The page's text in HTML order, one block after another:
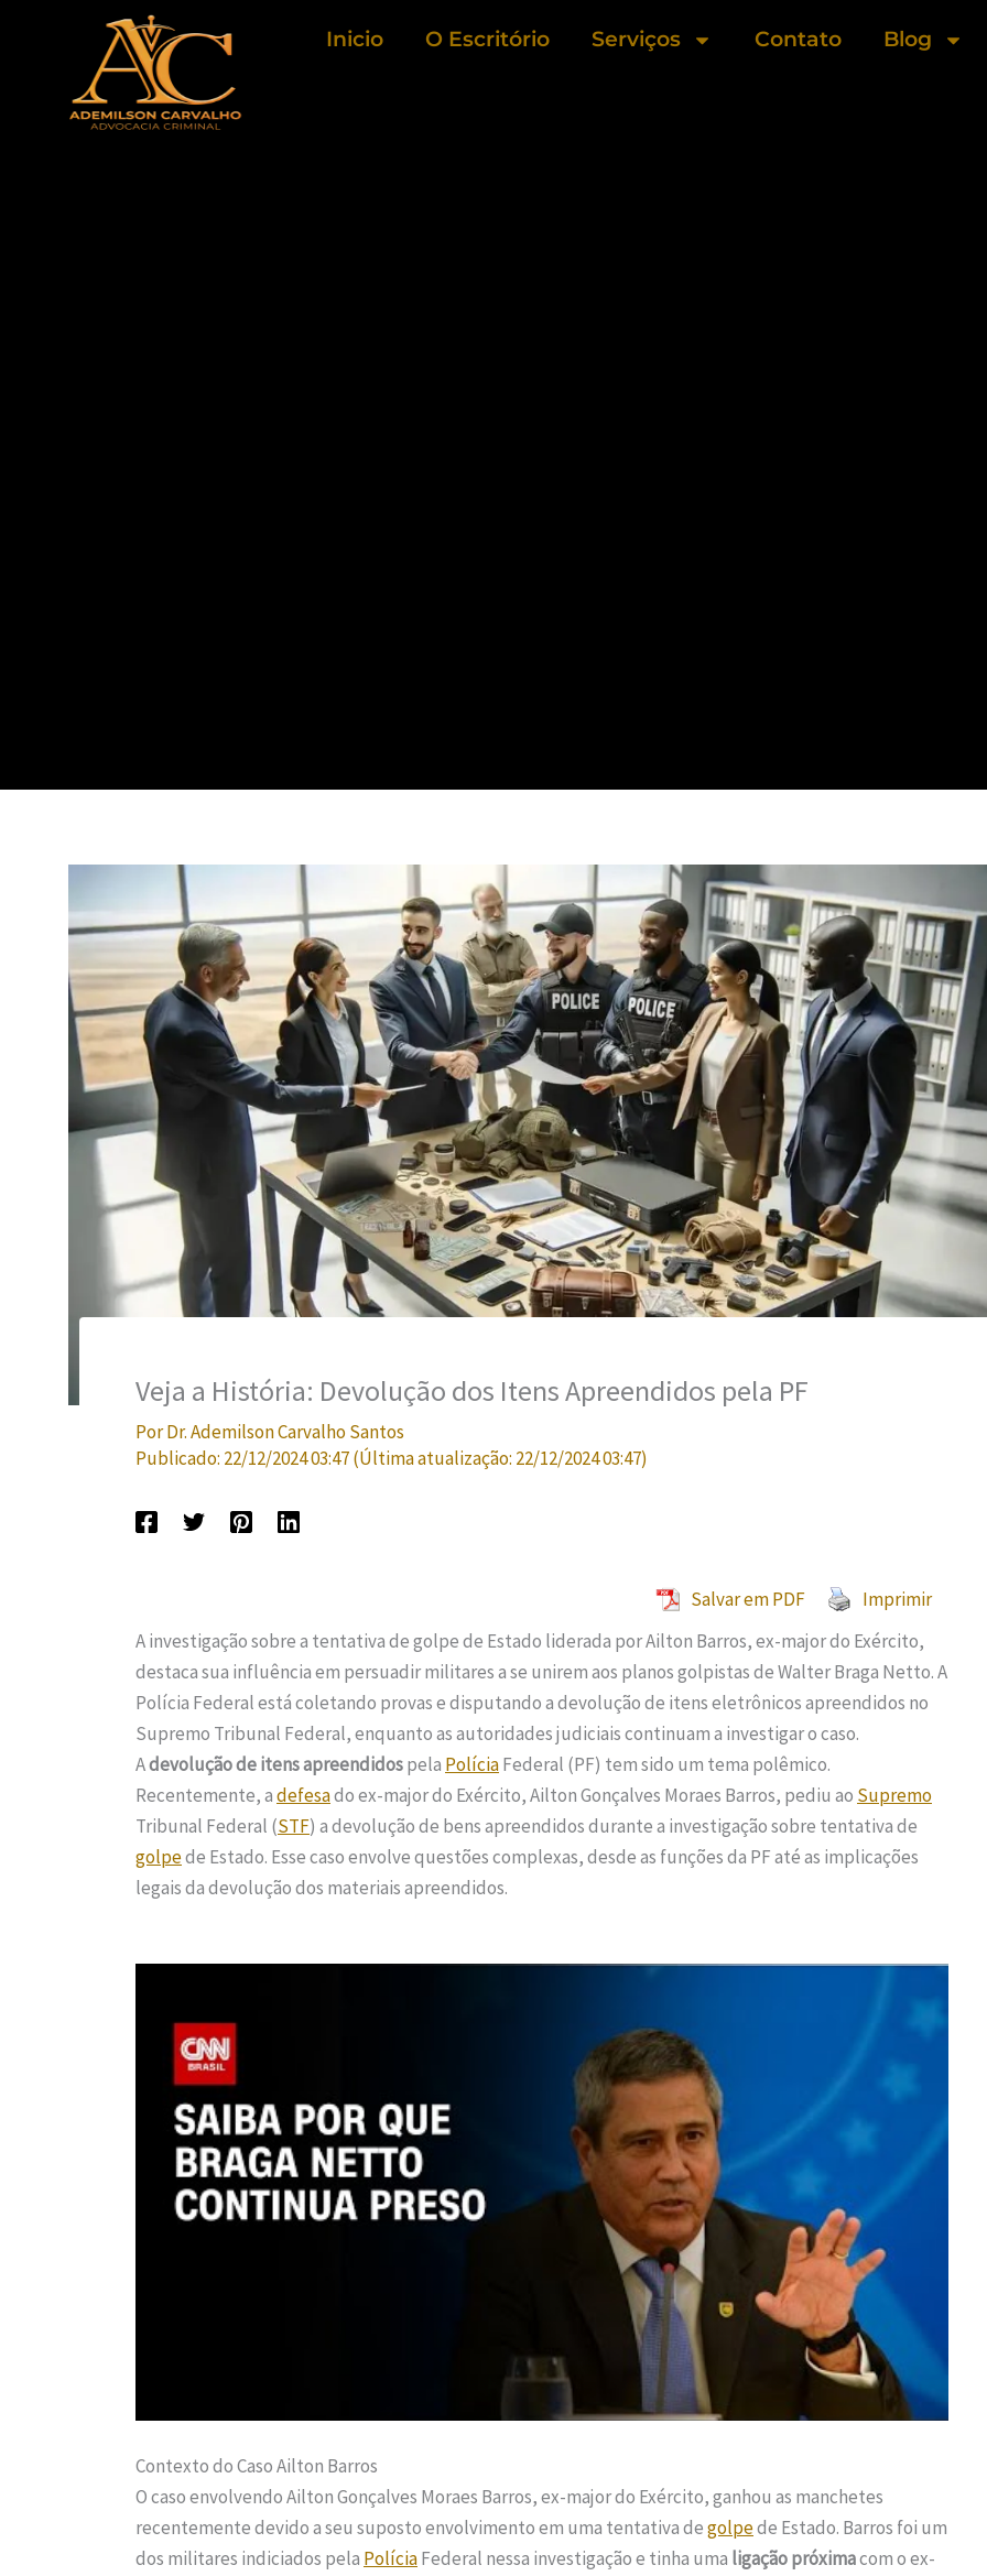
conteúdo
Inicio O Escritório Serviços Contato Blog
Veja a História: Devolução dos Itens Apreendidos pela PF
PorDr. Ademilson Carvalho Santos
Publicado: 22/12/2024 03:47(Última atualização: 22/12/2024 03:47)
Salvar em PDF
Imprimir
A investigação sobre a tentativa de golpe de Estado liderada por Ailton Barros, ex-major do Exército,
destaca sua influência em persuadir militares a se unirem aos planos golpistas de Walter Braga Netto. A
Polícia Federal está coletando provas e disputando a devolução de itens eletrônicos apreendidos no
Supremo Tribunal Federal, enquanto as autoridades judiciais continuam a investigar o caso.
Adevolução de itens apreendidospela PolíciaFederal (PF) tem sido um tema polêmico.
Recentemente, adefesado ex-major do Exército, Ailton Gonçalves Moraes Barros, pediu ao Supremo
Tribunal Federal (STF) a devolução de bens apreendidos durante a investigação sobre tentativa de
golpede Estado. Esse caso envolve questões complexas, desde as funções da PF até as implicações
legais da devolução dos materiais apreendidos.
Contexto do Caso Ailton Barros
O caso envolvendo Ailton Gonçalves Moraes Barros, ex-major do Exército, ganhou as manchetes
recentemente devido a seu suposto envolvimento em uma tentativa degolpede Estado. Barros foi um
dos militares indiciados pela PolíciaFederal nessa investigação e tinha uma ligação próximacom o ex-